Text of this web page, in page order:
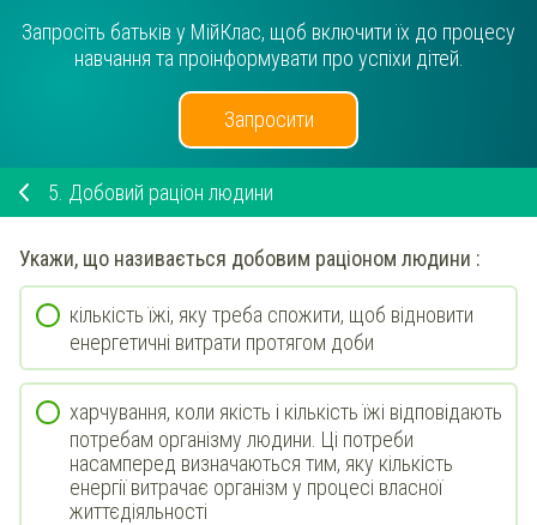
Запросіть батьків у МійКлас, щоб включити їх до процесу
навчання та проінформувати про успіхи дітей.
Запросити
5. Добовий раціон людини
Укажи, що називається добовим раціоном людини :
кількість їжі, яку треба спожити, щоб відновити
енергетичні витрати протягом доби
харчування, коли якість і кількість їжі відповідають
потребам організму людини. Ці потреби
насамперед визначаються тим, яку кількість
енергії витрачає організм у процесі власної
життєдіяльності